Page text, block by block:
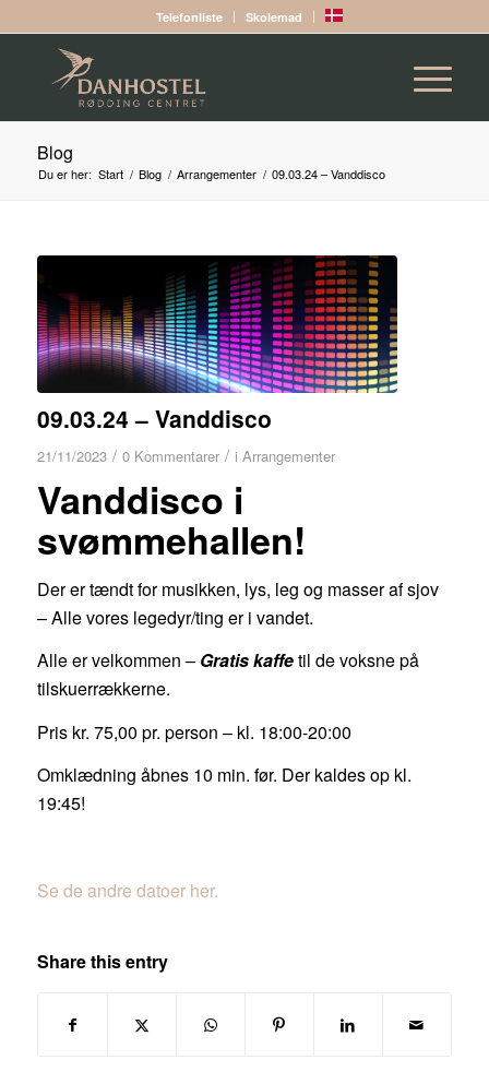
Telefonliste Skolemad
Blog
Du er her: Start / Blog / Arrangementer / 09.03.24 – Vanddisco
09.03.24 – Vanddisco
21/11/2023 / 0 Kommentarer / i Arrangementer
Vanddisco i
svømmehallen!
Der er tændt for musikken, lys, leg og masser af sjov
– Alle vores legedyr/ting er i vandet.
Alle er velkommen – Gratis kaffetil de voksne på
tilskuerrækkerne.
Pris kr. 75,00 pr. person – kl. 18:00-20:00
Omklædning åbnes 10 min. før. Der kaldes op kl.
19:45!
Se de andre datoer her.
Share this entry